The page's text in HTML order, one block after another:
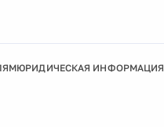
ЮРИДИЧЕСКАЯ ИНФОРМАЦИЯ